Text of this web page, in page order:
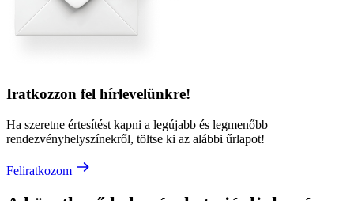
Iratkozzon fel hírlevelünkre!
Ha szeretne értesítést kapni a legújabb és legmenőbb
rendezvényhelyszínekről, töltse ki az alábbi űrlapot!
Feliratkozom